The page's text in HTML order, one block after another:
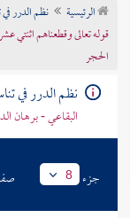
تراجم الأعلام
الرئيسية نظم الدرر
قوله تعالى وقطعناهم اثنتي
الحجر
نظم الدرر في
البقاعي - برهان
جزء 8